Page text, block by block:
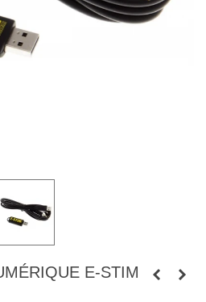
E-STIM